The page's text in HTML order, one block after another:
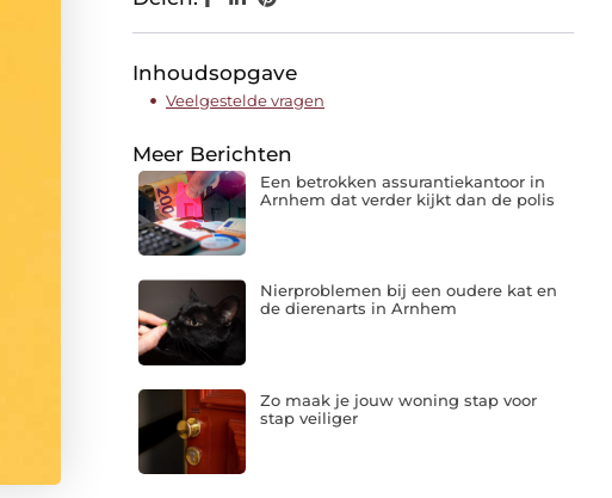
Inhoudsopgave
Veelgestelde vragen
Meer Berichten
Een betrokken assurantiekantoor in
Arnhem dat verder kijkt dan de polis
Nierproblemen bij een oudere kat en
de dierenarts in Arnhem
Zo maak je jouw woning stap voor
stap veiliger